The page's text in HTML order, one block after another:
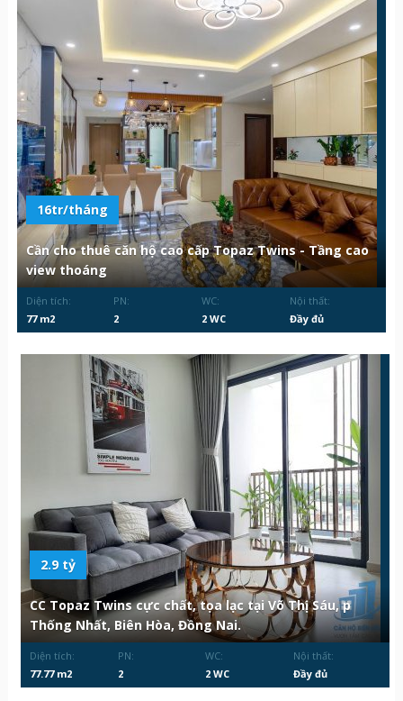
16tr/tháng
Cần cho thuê căn hộ cao cấp Topaz Twins - Tầng cao
view thoáng
Diện tích:
77 m2
PN:
2
WC:
2 WC
Nội thất:
Đầy đủ
2.9 tỷ
CC Topaz Twins cực chất, tọa lạc tại Võ Thị Sáu, p
Thống Nhất, Biên Hòa, Đồng Nai.
Diện tích:
77.77 m2
PN:
2
WC:
2 WC
Nội thất:
Đầy đủ